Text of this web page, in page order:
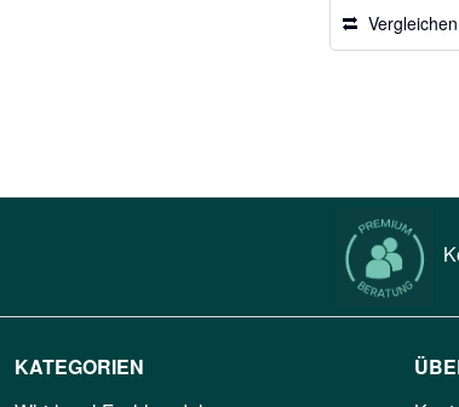
Vergleichen
KATEGORIEN